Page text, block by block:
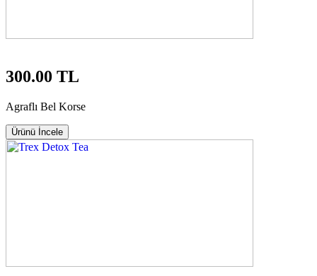
300.00 TL
Agraflı Bel Korse
Ürünü İncele